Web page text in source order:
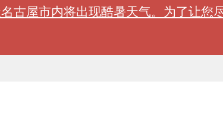
古屋市内将出现酷暑天气。为了让您